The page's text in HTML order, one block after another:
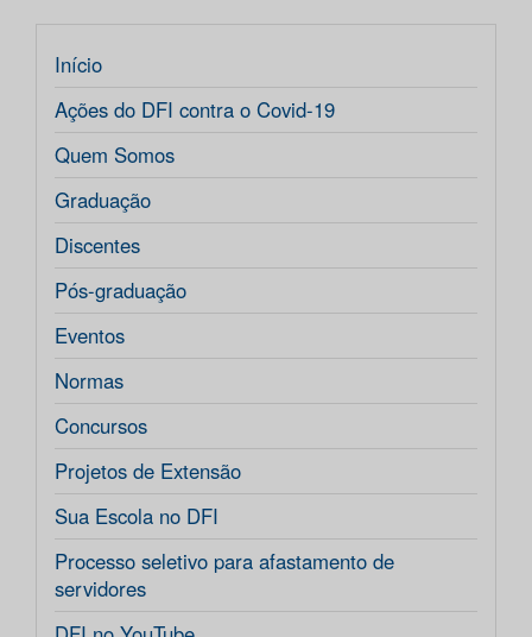
Início
Ações do DFI contra o Covid-19
Quem Somos
Graduação
Discentes
Pós-graduação
Eventos
Normas
Concursos
Projetos de Extensão
Sua Escola no DFI
Processo seletivo para afastamento de
servidores